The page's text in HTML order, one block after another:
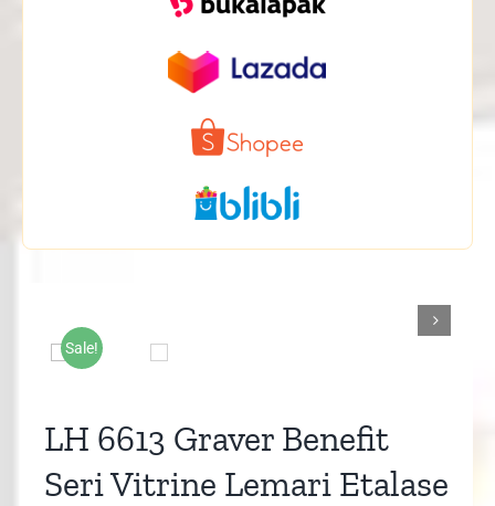
Sale!

LH 6613 Graver Benefit
Seri Vitrine Lemari Etalase